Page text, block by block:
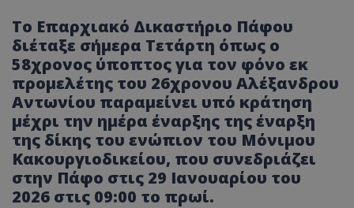
Το Επαρχιακό Δικαστήριο Πάφου
διέταξε σήμερα Τετάρτη όπως ο
58χρονος ύποπτος για τον φόνο εκ
προμελέτης του 26χρονου Αλέξανδρου
Αντωνίου παραμείνει υπό κράτηση
μέχρι την ημέρα έναρξης της έναρξη
της δίκης του ενώπιον του Μόνιμου
Κακουργιοδικείου, που συνεδριάζει
στην Πάφο στις 29 Ιανουαρίου του
2026 στις 09:00 το πρωί.